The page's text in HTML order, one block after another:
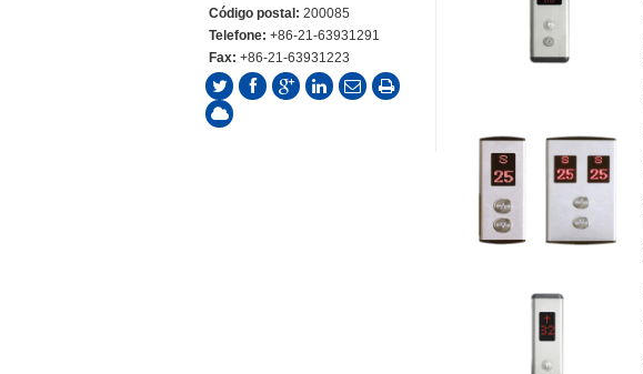
Código postal: 200085
Telefone: +86-21-63931291
Fax: +86-21-63931223